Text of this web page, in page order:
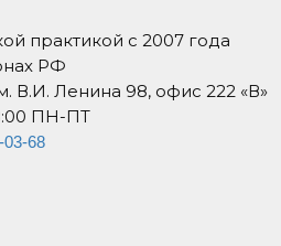
практикой с 2007 года
РФ
В.И. Ленина 98, офис 222 «В»
ПН-ПТ
03-68